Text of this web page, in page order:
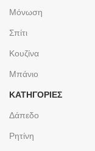
Μόνωση
Σπίτι
Κουζίνα
Μπάνιο
ΚΑΤΗΓΟΡΙΕΣ
Δάπεδο
Ρητίνη